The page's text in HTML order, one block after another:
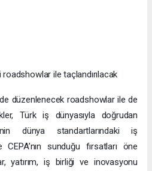
roadshowlar ile taçlandırılacak
düzenlenecek roadshowlar ile de
Türk iş dünyasıyla doğrudan
dünya standartlarındaki iş
sunduğu fırsatları öne
yatırım, iş birliği ve inovasyonu